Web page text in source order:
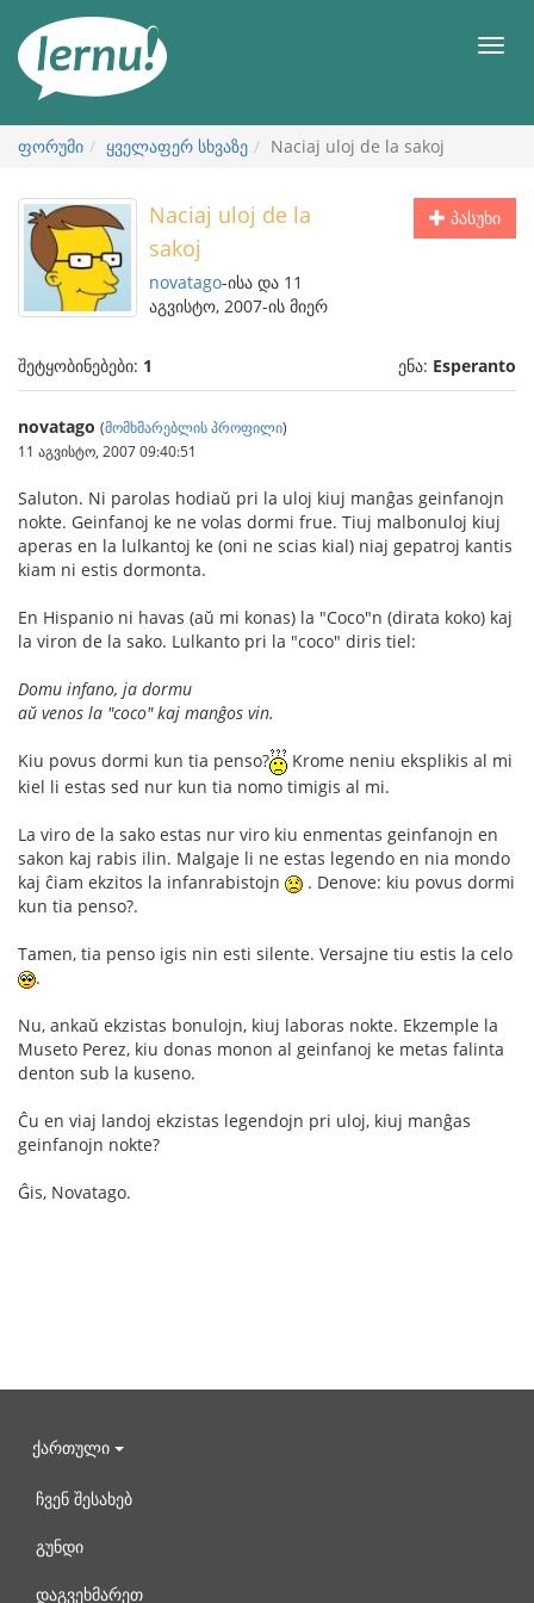
ნახვა
მენიუ
ფორუმი ყველაფერ სხვაზე Naciaj uloj de la sakoj
პასუხი
Naciaj uloj de la
sakoj
novatago-ისა და 11
აგვისტო, 2007-ის მიერ
შეტყობინებები: 1 ენა: Esperanto
novatago (მომხმარებლის პროფილი)
11 აგვისტო, 2007 09:40:51
Saluton. Ni parolas hodiaŭ pri la uloj kiuj manĝas geinfanojn
nokte. Geinfanoj ke ne volas dormi frue. Tiuj malbonuloj kiuj
aperas en la lulkantoj ke (oni ne scias kial) niaj gepatroj kantis
kiam ni estis dormonta.
En Hispanio ni havas (aŭ mi konas) la "Coco"n (dirata koko) kaj
la viron de la sako. Lulkanto pri la "coco" diris tiel:
Domu infano, ja dormu
aŭ venos la "coco" kaj manĝos vin.
Kiu povus dormi kun tia penso?
Krome neniu eksplikis al mi
kiel li estas sed nur kun tia nomo timigis al mi.
La viro de la sako estas nur viro kiu enmentas geinfanojn en
sakon kaj rabis ilin. Malgaje li ne estas legendo en nia mondo
kaj ĉiam ekzitos la infanrabistojn
. Denove: kiu povus dormi
kun tia penso?.
Tamen, tia penso igis nin esti silente. Versajne tiu estis la celo
.
Nu, ankaŭ ekzistas bonulojn, kiuj laboras nokte. Ekzemple la
Museto Perez, kiu donas monon al geinfanoj ke metas falinta
denton sub la kuseno.
Ĉu en viaj landoj ekzistas legendojn pri uloj, kiuj manĝas
geinfanojn nokte?
Ĝis, Novatago.
ქართული
ჩვენ შესახებ
გუნდი
დაგვეხმარეთ